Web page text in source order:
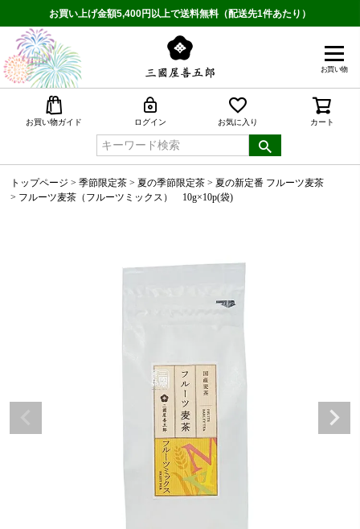
お買い上げ金額5,400円以上で送料無料（配送先1件あたり）
お買い物
お買い物ガイド ログイン お気に入り カート
トップページ 季節限定茶 夏の季節限定茶
夏の新定番 フルーツ麦茶
フルーツ麦茶（フルーツミックス） 10g×10p(袋)